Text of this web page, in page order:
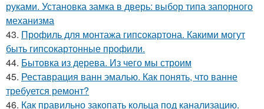
руками. Установка замка в дверь: выбор типа запорного
механизма
43. Профиль для монтажа гипсокартона. Какими могут
быть гипсокартонные профили.
44. Бытовка из дерева. Из чего мы строим
45. Реставрация ванн эмалью. Как понять, что ванне
требуется ремонт?
46. Как правильно закопать кольца под канализацию.